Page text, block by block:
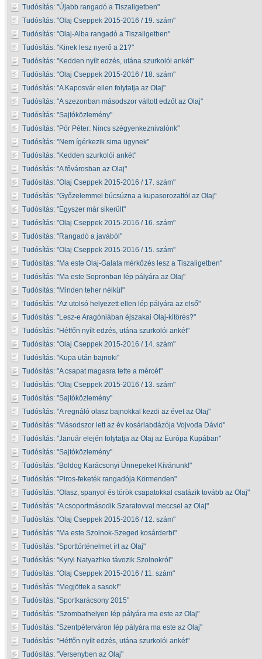
Tudósítás: Újabb rangadó a Tiszaligetben
Tudósítás: Olaj Cseppek 2015-2016 / 19. szám
Tudósítás: Olaj-Alba rangadó a Tiszaligetben
Tudósítás:
Kinek lesz nyerő a 21?
Tudósítás:
Kedden nyílt edzés, utána szurkolói ankét
Tudósítás: Olaj Cseppek 2015-2016 / 18. szám
Tudósítás: A Kaposvár ellen folytatja az Olaj
Tudósítás: A szezonban másodszor váltott edzőt az Olaj
Tudósítás: Sajtóközlemény
Tudósítás:
Pór Péter: Nincs szégyenkeznivalónk
Tudósítás:
Nem ígérkezik sima ügynek
Tudósítás:
Kedden szurkolói ankét
Tudósítás: A fővárosban az Olaj
Tudósítás: Olaj Cseppek 2015-2016 / 17. szám
Tudósítás: Győzelemmel búcsúzna a kupasorozattól az Olaj
Tudósítás:
Egyszer már sikerült
Tudósítás: Olaj Cseppek 2015-2016 / 16. szám
Tudósítás:
Rangadó a javából
Tudósítás: Olaj Cseppek 2015-2016 / 15. szám
Tudósítás:
Ma este Olaj-Galata mérkőzés lesz a Tiszaligetben
Tudósítás:
Ma este Sopronban lép pályára az Olaj
Tudósítás:
Minden teher nélkül
Tudósítás: Az utolsó helyezett ellen lép pályára az első
Tudósítás:
Lesz-e Aragóniában éjszakai Olaj-kitörés?
Tudósítás:
Hétfőn nyílt edzés, utána szurkolói ankét
Tudósítás: Olaj Cseppek 2015-2016 / 14. szám
Tudósítás:
Kupa után bajnoki
Tudósítás: A csapat magasra tette a mércét
Tudósítás: Olaj Cseppek 2015-2016 / 13. szám
Tudósítás: Sajtóközlemény
Tudósítás: A regnáló olasz bajnokkal kezdi az évet az Olaj
Tudósítás:
Másodszor lett az év kosárlabdázója Vojvoda Dávid
Tudósítás: Január elején folytatja az Olaj az Európa Kupában
Tudósítás: Sajtóközlemény
Tudósítás:
Boldog Karácsonyi Ünnepeket Kívánunk!
Tudósítás:
Piros-feketék rangadója Körmenden
Tudósítás: Olasz, spanyol és török csapatokkal csatázik tovább az Olaj
Tudósítás: A csoportmásodik Szaratovval meccsel az Olaj
Tudósítás: Olaj Cseppek 2015-2016 / 12. szám
Tudósítás:
Ma este Szolnok-Szeged kosárderbi
Tudósítás: Sporttörténelmet írt az Olaj
Tudósítás:
Kyryl Natyazhko távozik Szolnokról
Tudósítás: Olaj Cseppek 2015-2016 / 11. szám
Tudósítás:
Megjöttek a sasok!
Tudósítás: Sportkarácsony 2015
Tudósítás: Szombathelyen lép pályára ma este az Olaj
Tudósítás: Szentpéterváron lép pályára ma este az Olaj
Tudósítás:
Hétfőn nyílt edzés, utána szurkolói ankét
Tudósítás: Versenyben az Olaj